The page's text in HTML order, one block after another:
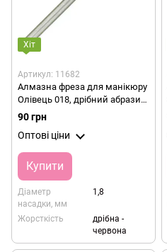
Хіт
Артикул: 11682
Алмазна фреза для манікюру
Олівець 018, дрібний абразив,
P860f018 Nisima
90 грн
Оптові ціни
Купити
Діаметр
насадки, мм
1,8
Жорсткість
дрібна -
червона